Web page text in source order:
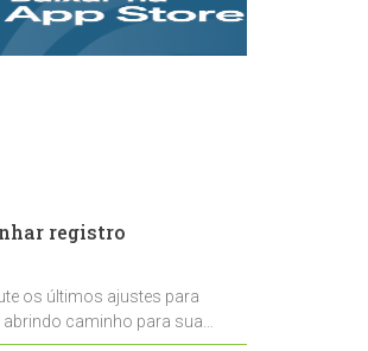
rastreabilidade e
rigor técnico para
registro
os últimos ajustes para
caminho para sua